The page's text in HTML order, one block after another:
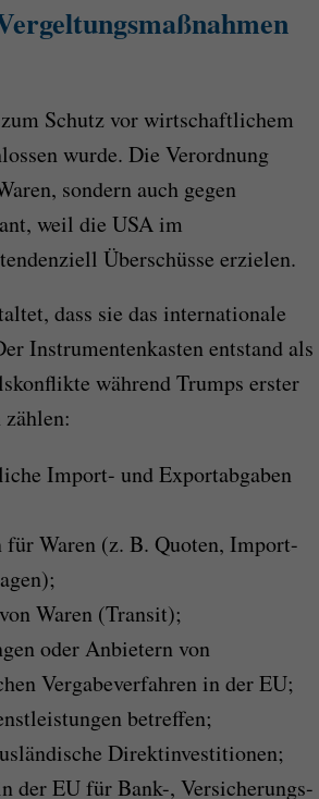
Schutz vor wirtschaftlichem
wurde. Die Verordnung
sondern auch gegen
weil die USA im
Überschüsse erzielen.
dass sie das internationale
Instrumentenkasten entstand als
während Trumps erster
Import- und Exportabgaben
für Waren (z. B. Quoten, Import-
Waren (Transit);
oder Anbietern von
Vergabeverfahren in der EU;
betreffen;
Direktinvestitionen;
der EU für Bank-, Versicherungs-